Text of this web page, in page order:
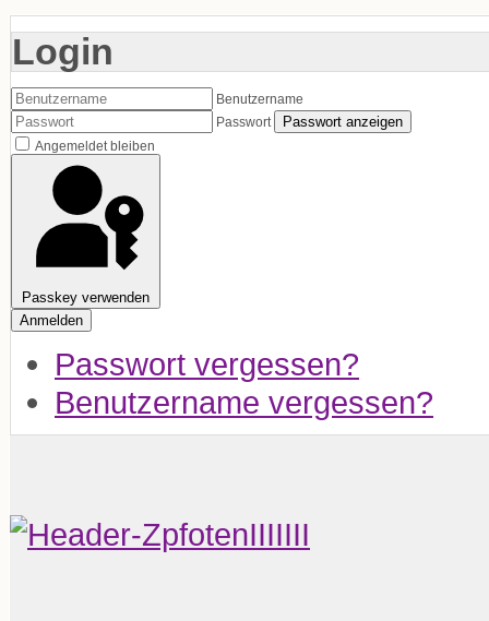
Login
Benutzername
Passwort
Passwort anzeigen
Angemeldet bleiben
Passkey verwenden
Anmelden
Passwort vergessen?
Benutzername vergessen?